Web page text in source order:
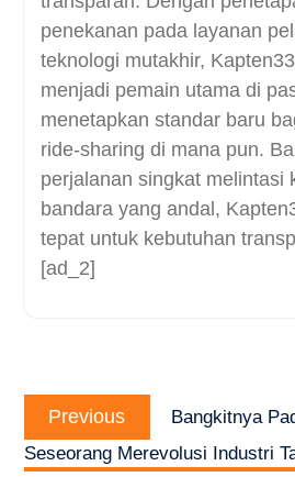
penekanan pada layanan
teknologi mutakhir,
menjadi pemain utama di
menetapkan standar baru
ride-sharing di mana pun.
perjalanan singkat melintasi
bandara yang andal,
tepat untuk kebutuhan
[ad_2]
navigation
Previous
post:
Bangkitnya
Seseorang Merevolusi Industri